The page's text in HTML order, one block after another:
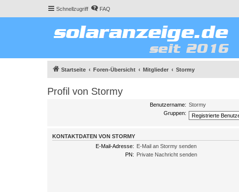
Schnellzugriff FAQ
Startseite Foren-Übersicht Mitglieder Stormy
Profil von Stormy
Benutzername: Stormy
Gruppen:
KONTAKTDATEN VON STORMY
E-Mail-Adresse: E-Mail an Stormy senden
PN: Private Nachricht senden